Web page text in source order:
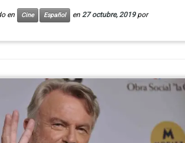
en Cine Español en 27 octubre, 2019 por